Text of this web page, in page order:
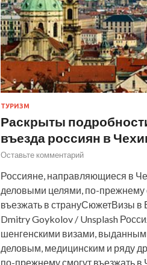
ТУРИЗМ
Раскрыты
въезда россиян в
Оставьте комментарий
Россияне, направляющиеся в
деловыми целями, по-прежнему
въезжать в странуСюжетВизы в
Dmitry Goykolov / Unsplash
шенгенскими визами,
деловым, медицинским и ряду
по-прежнему смогут въезжать в